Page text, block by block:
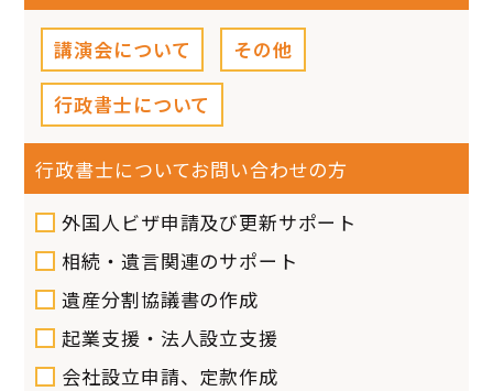
講演会について
その他
行政書士について
行政書士についてお問い合わせの方
外国人ビザ申請及び更新サポート
相続・遺言関連のサポート
遺産分割協議書の作成
起業支援・法人設立支援
会社設立申請、定款作成